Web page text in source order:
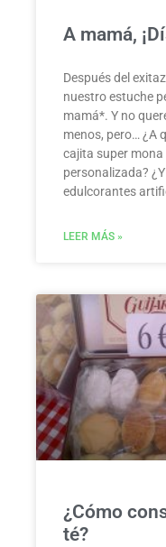
A mamá,
Después del
nuestro estuche
mamá*. Y no
menos, pero… ¿A
cajita super mona
personalizada?
edulcorantes
LEER MÁS »
¿Cómo
té?